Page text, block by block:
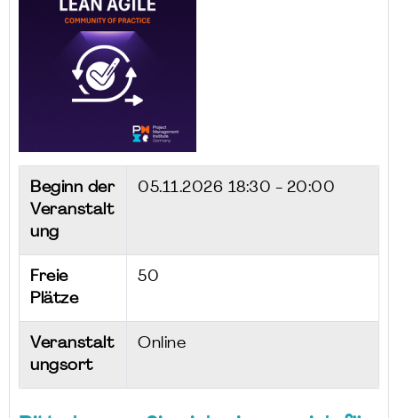
Beginn der
Veranstalt
ung
05.11.2026 18:30 - 20:00
Freie
Plätze
50
Veranstalt
ungsort
Online